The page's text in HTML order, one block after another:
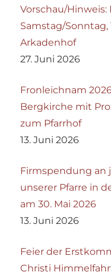
Vorschau/
Samstag/Sonntag,
Arkadenhof
27. Juni 2026
Fronleichnam
Bergkirche mit
zum Pfarrhof
13. Juni 2026
Firmspendung an
unserer Pfarre in
am 30. Mai 2026
13. Juni 2026
Feier der
Christi